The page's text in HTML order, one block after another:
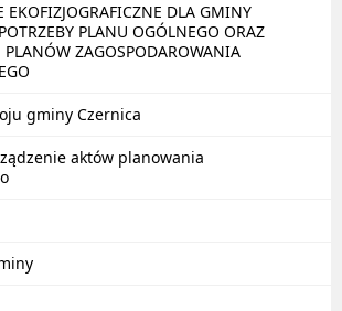
EKOFIZJOGRAFICZNE DLA GMINY
PLANU OGÓLNEGO ORAZ
PLANÓW ZAGOSPODAROWANIA
gminy Czernica
aktów planowania